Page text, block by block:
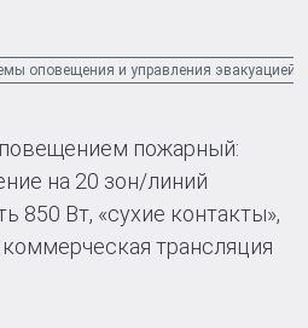
оповещения и управления эвакуацией
пожарный:
на 20 зон/линий
850 Вт, «сухие контакты»,
коммерческая трансляция